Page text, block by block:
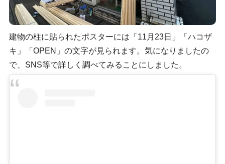
建物の柱に貼られたポスターには「11月23日」「ハコザ
キ」「OPEN」の文字が見られます。気になりましたの
で、SNS等で詳しく調べてみることにしました。